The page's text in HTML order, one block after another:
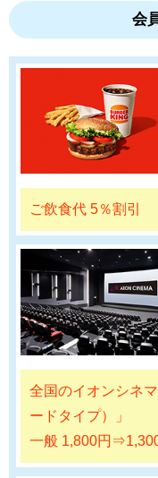
会
ご飲食代 5％割引
全国のイオンシネ
ードタイプ）」
一般 1,800円